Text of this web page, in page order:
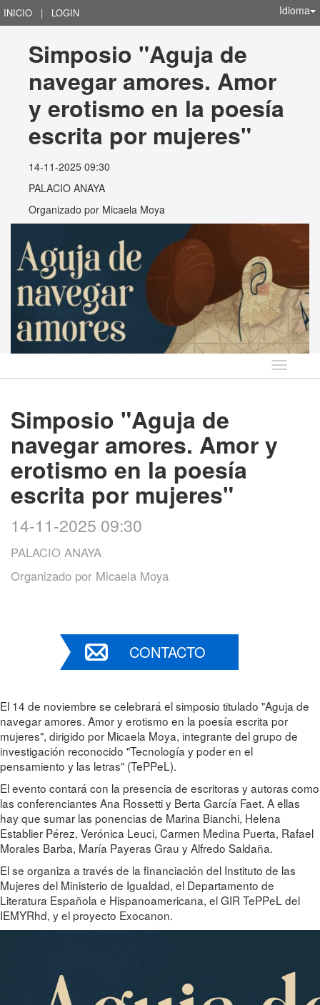
INICIO | LOGIN Idioma
Simposio "Aguja de
navegar amores. Amor
y erotismo en la poesía
escrita por mujeres"
14-11-2025 09:30
PALACIO ANAYA
Organizado por Micaela Moya
Idioma
Simposio "Aguja de
navegar amores. Amor y
erotismo en la poesía
escrita por mujeres"
14-11-2025 09:30
PALACIO ANAYA
Organizado por Micaela Moya
CONTACTO
El 14 de noviembre se celebrará el simposio titulado "Aguja de
navegar amores. Amor y erotismo en la poesía escrita por
mujeres", dirigido por Micaela Moya, integrante del grupo de
investigación reconocido "Tecnología y poder en el
pensamiento y las letras" (TePPeL).
El evento contará con la presencia de escritoras y autoras como
las conferenciantes Ana Rossetti y Berta García Faet. A ellas
hay que sumar las ponencias de Marina Bianchi, Helena
Establier Pérez, Verónica Leuci, Carmen Medina Puerta, Rafael
Morales Barba, María Payeras Grau y Alfredo Saldaña.
El se organiza a través de la financiación del Instituto de las
Mujeres del Ministerio de Igualdad, el Departamento de
Literatura Española e Hispanoamericana, el GIR TePPeL del
IEMYRhd, y el proyecto Exocanon.